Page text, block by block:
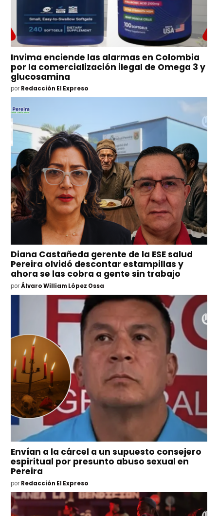
Invima enciende las alarmas en Colombia
por la comercialización ilegal de Omega 3 y
glucosamina
por Redacción El Expreso
Diana Castañeda gerente de la ESE salud
Pereira olvidó descontar estampillas y
ahora se las cobra a gente sin trabajo
por Álvaro William López Ossa
Envían a la cárcel a un supuesto consejero
espiritual por presunto abuso sexual en
Pereira
por Redacción El Expreso